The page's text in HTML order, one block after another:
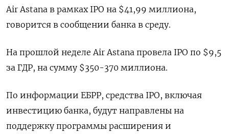
Air Astana в рамках IPO на $41,99 миллиона,
говорится в сообщении банка в среду.
На прошлой неделе Air Astana провела IPO по $9,5
за ГДР, на сумму $350-370 миллиона.
По информации ЕБРР, средства IPO, включая
инвестицию банка, будут направлены на
поддержку программы расширения и